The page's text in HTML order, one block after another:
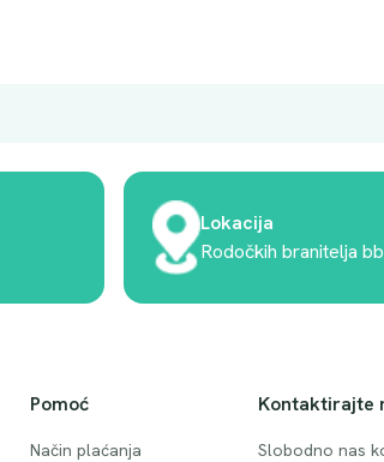
Lokacija
Rodočkih branitelja
Pomoć
Način plaćanja
Kontaktirajte
Slobodno nas